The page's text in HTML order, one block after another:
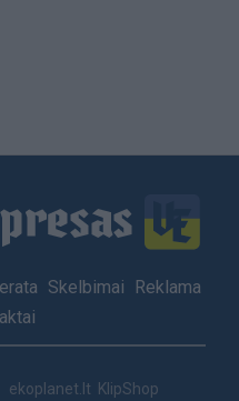
Skelbimai
Reklama
ekoplanet.lt KlipShop